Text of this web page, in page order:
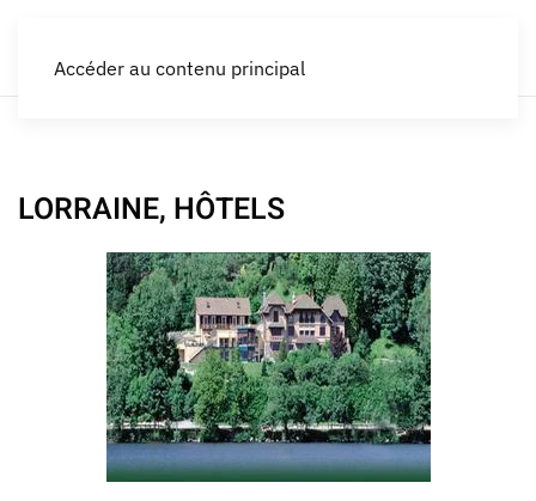
Accéder au contenu principal
LORRAINE, HÔTELS